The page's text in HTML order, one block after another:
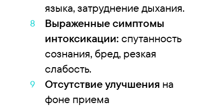
языка, затруднение дыхания.
Выраженные симптомы
интоксикации: спутанность
сознания, бред, резкая
слабость.
Отсутствие улучшения на
фоне приема